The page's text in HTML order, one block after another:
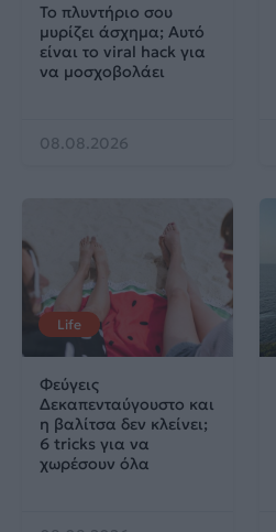
Το πλυντήριο σου
μυρίζει άσχημα; Αυτό
είναι το viral hack για
να μοσχοβολάει
08.08.2026
Life
Φεύγεις
Δεκαπενταύγουστο και
η βαλίτσα δεν κλείνει;
6 tricks για να
χωρέσουν όλα